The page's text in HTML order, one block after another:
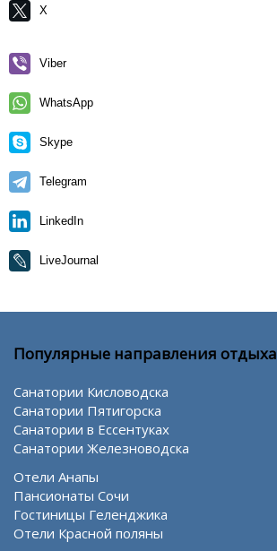
X
Viber
WhatsApp
Skype
Telegram
LinkedIn
LiveJournal
Популярные направления отдыха
Санатории Кисловодска
Санатории Пятигорска
Санатории в Ессентуках
Санатории Железноводска
Отели Анапы
Пансионаты Сочи
Гостиницы Геленджика
Отели Красной поляны